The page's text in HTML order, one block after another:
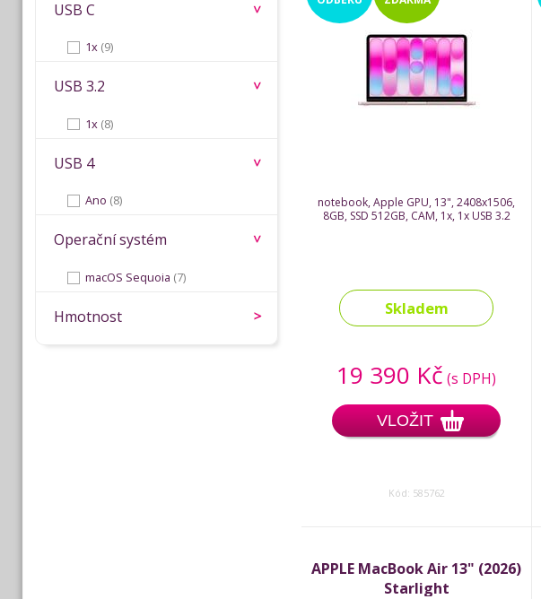
notebook, Apple GPU, 13", 2408x1506,
8GB, SSD 512GB, CAM, 1x, 1x USB 3.2
Skladem
19 390 Kč (s DPH)
VLOŽIT
Kód: 585762
APPLE MacBook Air 13" (2026)
Starlight
USB C
1x (9)
USB 3.2
1x (8)
USB 4
Ano (8)
Operační systém
macOS Sequoia (7)
Hmotnost